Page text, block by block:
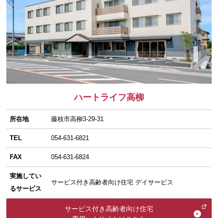
ハートライフ高柳
所在地 藤枝市高柳3-29-31
TEL 054-631-6821
FAX 054-631-6824
実施してい
るサービス
サービス付き高齢者向け住宅 デイサービス
サービス付き高齢者向け住宅